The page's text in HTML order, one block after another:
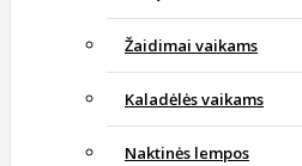
Žaidimai vaikams
Kaladėlės vaikams
Naktinės lempos